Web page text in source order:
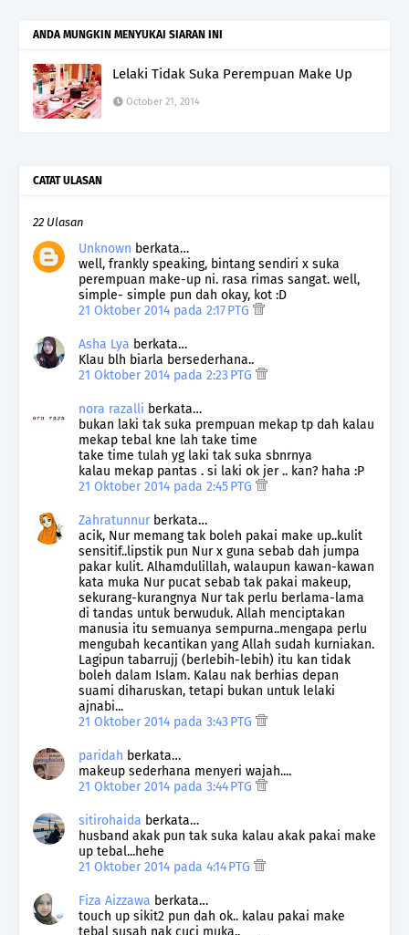
ANDA MUNGKIN MENYUKAI SIARAN INI
Lelaki Tidak Suka Perempuan Make Up
October 21, 2014
CATAT ULASAN
22 Ulasan
Unknown berkata…
well, frankly speaking, bintang sendiri x suka
perempuan make-up ni. rasa rimas sangat. well,
simple- simple pun dah okay, kot :D
21 Oktober 2014 pada 2:17 PTG
Asha Lya berkata…
Klau blh biarla bersederhana..
21 Oktober 2014 pada 2:23 PTG
nora razalli berkata…
bukan laki tak suka prempuan mekap tp dah kalau
mekap tebal kne lah take time
take time tulah yg laki tak suka sbnrnya
kalau mekap pantas . si laki ok jer .. kan? haha :P
21 Oktober 2014 pada 2:45 PTG
Zahratunnurberkata…
acik, Nur memang tak boleh pakai make up..kulit
sensitif..lipstik pun Nur x guna sebab dah jumpa
pakar kulit. Alhamdulillah, walaupun kawan-kawan
kata muka Nur pucat sebab tak pakai makeup,
sekurang-kurangnya Nur tak perlu berlama-lama
di tandas untuk berwuduk. Allah menciptakan
manusia itu semuanya sempurna..mengapa perlu
mengubah kecantikan yang Allah sudah kurniakan.
Lagipun tabarrujj (berlebih-lebih) itu kan tidak
boleh dalam Islam. Kalau nak berhias depan
suami diharuskan, tetapi bukan untuk lelaki
ajnabi...
21 Oktober 2014 pada 3:43 PTG
paridah berkata…
makeup sederhana menyeri wajah....
21 Oktober 2014 pada 3:44 PTG
sitirohaida berkata…
husband akak pun tak suka kalau akak pakai make
up tebal...hehe
21 Oktober 2014 pada 4:14 PTG
Fiza Aizzawa berkata…
touch up sikit2 pun dah ok.. kalau pakai make
tebal susah nak cuci muka..